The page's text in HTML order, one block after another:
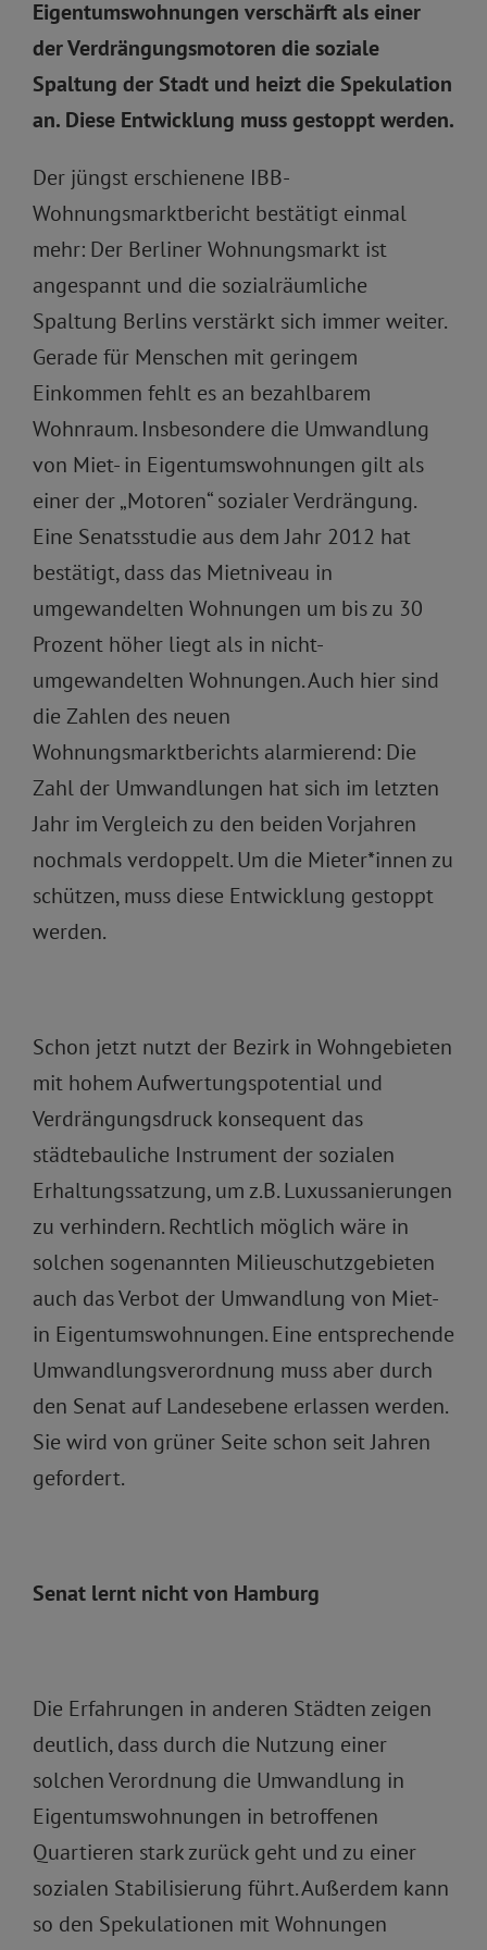
Eigentumswohnungen verschärft als einer
der Verdrängungsmotoren die soziale
Spaltung der Stadt und heizt die Spekulation
an. Diese Entwicklung muss gestoppt werden.
Der jüngst erschienene IBB-
Wohnungsmarktbericht bestätigt einmal
mehr: Der Berliner Wohnungsmarkt ist
angespannt und die sozialräumliche
Spaltung Berlins verstärkt sich immer weiter.
Gerade für Menschen mit geringem
Einkommen fehlt es an bezahlbarem
Wohnraum. Insbesondere die Umwandlung
von Miet- in Eigentumswohnungen gilt als
einer der „Motoren“ sozialer Verdrängung.
Eine Senatsstudie aus dem Jahr 2012 hat
bestätigt, dass das Mietniveau in
umgewandelten Wohnungen um bis zu 30
Prozent höher liegt als in nicht-
umgewandelten Wohnungen. Auch hier sind
die Zahlen des neuen
Wohnungsmarktberichts alarmierend: Die
Zahl der Umwandlungen hat sich im letzten
Jahr im Vergleich zu den beiden Vorjahren
nochmals verdoppelt. Um die Mieter*innen zu
schützen, muss diese Entwicklung gestoppt
werden.
Schon jetzt nutzt der Bezirk in Wohngebieten
mit hohem Aufwertungspotential und
Verdrängungsdruck konsequent das
städtebauliche Instrument der sozialen
Erhaltungssatzung, um z.B. Luxussanierungen
zu verhindern. Rechtlich möglich wäre in
solchen sogenannten Milieuschutzgebieten
auch das Verbot der Umwandlung von Miet-
in Eigentumswohnungen. Eine entsprechende
Umwandlungsverordnung muss aber durch
den Senat auf Landesebene erlassen werden.
Sie wird von grüner Seite schon seit Jahren
gefordert.
Senat lernt nicht von Hamburg
Die Erfahrungen in anderen Städten zeigen
deutlich, dass durch die Nutzung einer
solchen Verordnung die Umwandlung in
Eigentumswohnungen in betroffenen
Quartieren stark zurück geht und zu einer
sozialen Stabilisierung führt. Außerdem kann
so den Spekulationen mit Wohnungen